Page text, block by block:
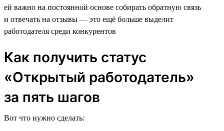
ей важно на постоянной основе собирать обратную связь
и отвечать на отзывы — это ещё больше выделит
работодателя среди конкурентов
Как получить статус
«Открытый работодатель»
за пять шагов
Вот что нужно сделать: